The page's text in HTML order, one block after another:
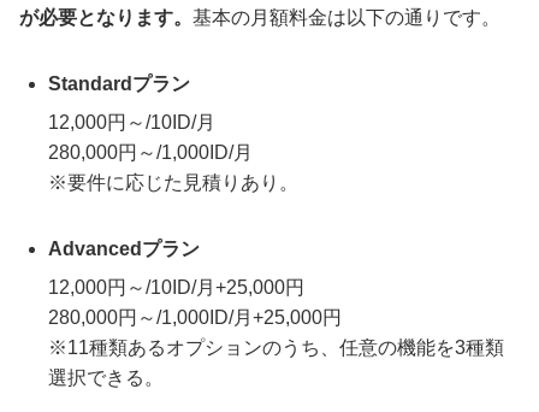
が必要となります。 基本の月額料金は以下の通りです。
Standardプラン
12,000円～/10ID/月
280,000円～/1,000ID/月
※要件に応じた見積りあり。
Advancedプラン
12,000円～/10ID/月+25,000円
280,000円～/1,000ID/月+25,000円
※11種類あるオプションのうち、任意の機能を3種類
選択できる。